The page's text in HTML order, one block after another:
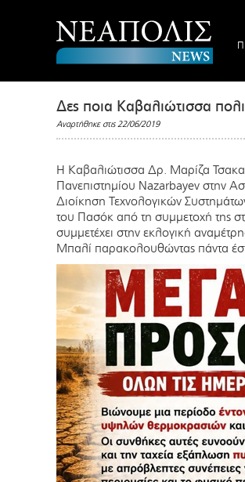
Δες ποια Καβαλιώτισσα
Αναρτήθηκε στις 22/06/2019
Η Καβαλιώτισσα Δρ. Μαρίζα
Πανεπιστημίου Nazarbayev στην
Διοίκηση Τεχνολογικών
του Πασόκ από τη συμμετοχή της
συμμετέχει στην εκλογική
Μπαλί παρακολουθώντας πάντα